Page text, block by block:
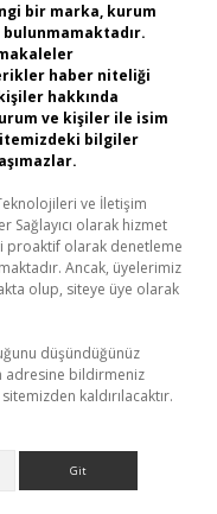
bir marka, kurum
bulunmamaktadır.
haber niteliği
hakkında
ve kişiler ile isim
bilgiler
ve İletişim
Sağlayıcı olarak hizmet
proaktif olarak denetleme
Ancak, üyelerimiz
olup, siteye üye olarak
düşündüğünüz
adresine bildirmeniz
kaldırılacaktır.